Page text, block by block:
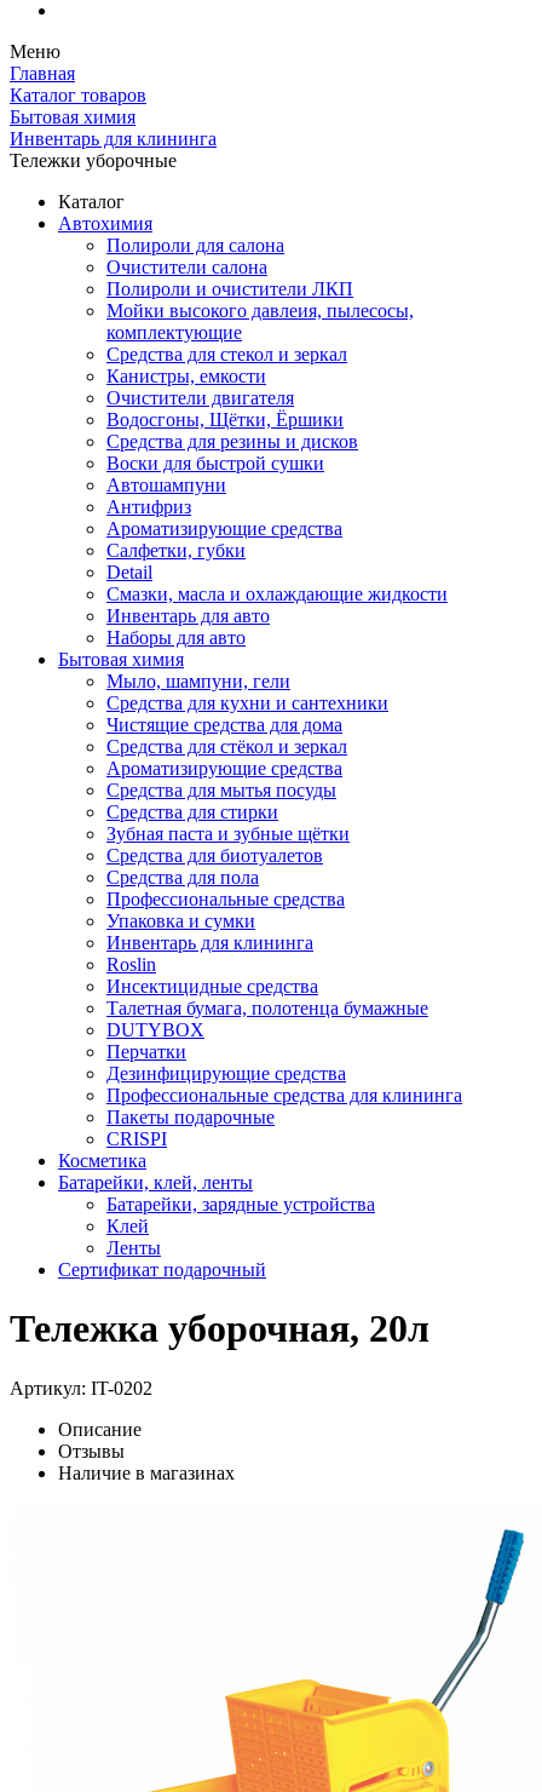
Меню
Главная
Каталог товаров
Бытовая химия
Инвентарь для клининга
Тележки уборочные
Каталог
Автохимия
Полироли для салона
Очистители салона
Полироли и очистители ЛКП
Мойки высокого давлеия, пылесосы,
комплектующие
Средства для стекол и зеркал
Канистры, емкости
Очистители двигателя
Водосгоны, Щётки, Ёршики
Средства для резины и дисков
Воски для быстрой сушки
Автошампуни
Антифриз
Ароматизирующие средства
Салфетки, губки
Detail
Смазки, масла и охлаждающие жидкости
Инвентарь для авто
Наборы для авто
Бытовая химия
Мыло, шампуни, гели
Средства для кухни и сантехники
Чистящие средства для дома
Средства для стёкол и зеркал
Ароматизирующие средства
Средства для мытья посуды
Средства для стирки
Зубная паста и зубные щётки
Средства для биотуалетов
Средства для пола
Профессиональные средства
Упаковка и сумки
Инвентарь для клининга
Roslin
Инсектицидные средства
Талетная бумага, полотенца бумажные
DUTYBOX
Перчатки
Дезинфицирующие средства
Профессиональные средства для клининга
Пакеты подарочные
CRISPI
Косметика
Батарейки, клей, ленты
Батарейки, зарядные устройства
Клей
Ленты
Сертификат подарочный
Тележка уборочная, 20л
Артикул: IT-0202
Описание
Отзывы
Наличие в магазинах